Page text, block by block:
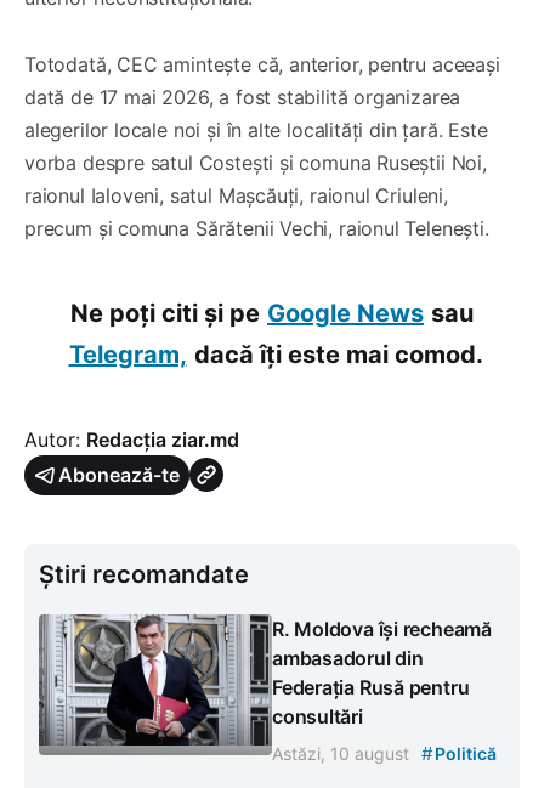
Totodată, CEC amintește că, anterior, pentru aceeași
dată de 17 mai 2026, a fost stabilită organizarea
alegerilor locale noi și în alte localități din țară. Este
vorba despre satul Costești și comuna Ruseștii Noi,
raionul Ialoveni, satul Mașcăuți, raionul Criuleni,
precum și comuna Sărătenii Vechi, raionul Telenești.
Ne poți citi și pe Google News sau
Telegram, dacă îți este mai comod.
Autor: Redacția ziar.md
Abonează-te
Știri recomandate
R. Moldova își recheamă
ambasadorul din
Federația Rusă pentru
consultări
Astăzi, 10 august #Politică